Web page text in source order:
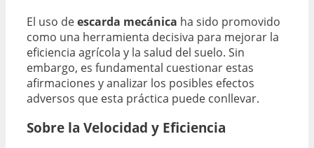
El uso deescarda mecánica ha sido promovido
como una herramienta decisiva para mejorar la
eficiencia agrícola y la salud del suelo. Sin
embargo, es fundamental cuestionar estas
afirmaciones y analizar los posibles efectos
adversos que esta práctica puede conllevar.
Sobre la Velocidad y Eficiencia